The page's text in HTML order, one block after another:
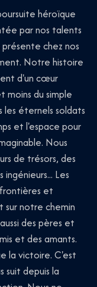
héroïque
par nos talents
chez nos
Notre histoire
d'un cœur
du simple
les éternels soldats
et l'espace pour
Nous
de trésors, des
Les
et
sur notre chemin
des pères et
et des amants.
la victoire. C'est
suit depuis la